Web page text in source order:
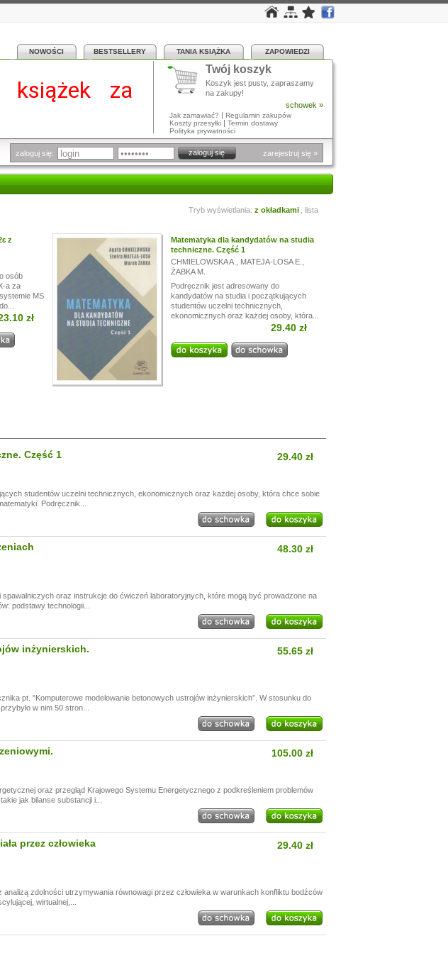
NOWOŚCI BESTSELLERY TANIA KSIĄŻKA ZAPOWIEDZI
książek za
13.07. do
Twój koszyk
Koszyk jest pusty, zapraszamy
na zakupy!
schowek »
Jak zamawiać? | Regulamin zakupów
Koszty przesyłki | Termin dostawy
Polityka prywatności
zaloguj się: zarejestruj się »
Tryb wyświetlania: z okładkami lista
z
osób
a za
MS
zł
Matematyka dla kandydatów na studia
techniczne. Część 1
CHMIELOWSKA A.
MATEJA-LOSA E.
ŻABKA M.
Podręcznik jest adresowany do
kandydatów na studia i początkujących
studentów uczelni technicznych,
ekonomicznych oraz każdej osoby, która...
29.40 zł
Część 1 29.40 zł
studentów uczelni technicznych, ekonomicznych oraz każdej osoby, która chce sobie
Podręcznik...
48.30 zł
oraz instrukcje do ćwiczeń laboratoryjnych, które mogą być prowadzone na
podstawy technologii...
inżynierskich.
55.65 zł
pt. "Komputerowe modelowanie betonowych ustrojów inżynierskich”. W stosunku do
w nim 50 stron...
105.00 zł
oraz przegląd Krajowego Systemu Energetycznego z podkreśleniem problemów
jak bilanse substancji i...
przez człowieka
29.40 zł
zdolności utrzymywania równowagi przez człowieka w warunkach konfliktu bodźców
wirtualnej,...